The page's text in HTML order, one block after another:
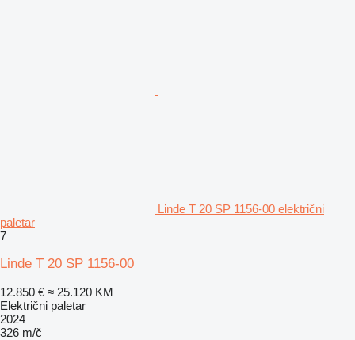
Linde T 20 SP 1156-00 električni
paletar
7
Linde T 20 SP 1156-00
12.850 € ≈ 25.120 KM
Električni paletar
2024
326 m/č